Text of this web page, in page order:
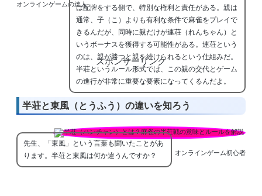
オンラインゲームの達人は配牌をする側で、特別な権利と責任がある。親は
通常、子（こ）よりも有利な条件で麻雀をプレイで
きるんだが、同時に親だけが連荘（れんちゃん）と
いうボーナスを獲得する可能性がある。連荘という
のは、親が勝つと親を続けられるという仕組みだ。
半荘というルール形式では、この親の交代とゲーム
の進行が非常に重要な要素になってくるんだよ。
スポンサーリンク
半荘と東風（とうふう）の違いを知ろう
オンラインゲーム初心者
先生、「東風」という言葉も聞いたことがあ
ります。半荘と東風は何か違うんですか？